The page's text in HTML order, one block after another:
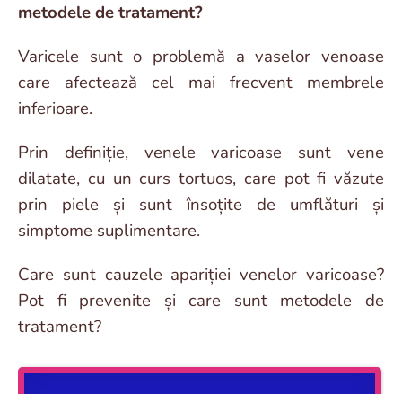
metodele de tratament?
Varicele sunt o problemă a vaselor venoase
care afectează cel mai frecvent membrele
inferioare.
Prin definiție, venele varicoase sunt vene
dilatate, cu un curs tortuos, care pot fi văzute
prin piele și sunt însoțite de umflături și
simptome suplimentare.
Care sunt cauzele apariției venelor varicoase?
Pot fi prevenite și care sunt metodele de
tratament?